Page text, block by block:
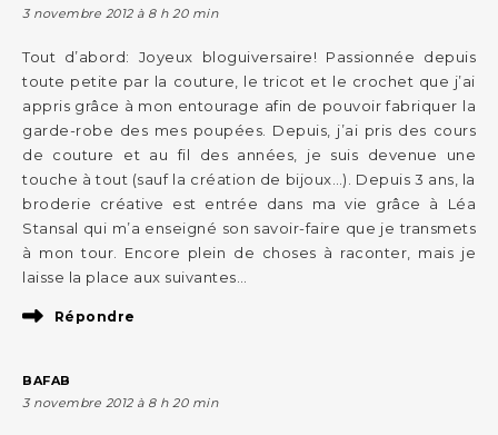
3 novembre 2012 à 8 h 20 min
Tout d’abord: Joyeux bloguiversaire! Passionnée depuis
toute petite par la couture, le tricot et le crochet que j’ai
appris grâce à mon entourage afin de pouvoir fabriquer la
garde-robe des mes poupées. Depuis, j’ai pris des cours
de couture et au fil des années, je suis devenue une
touche à tout (sauf la création de bijoux…). Depuis 3 ans, la
broderie créative est entrée dans ma vie grâce à Léa
Stansal qui m’a enseigné son savoir-faire que je transmets
à mon tour. Encore plein de choses à raconter, mais je
laisse la place aux suivantes…
Répondre
BAFAB
3 novembre 2012 à 8 h 20 min